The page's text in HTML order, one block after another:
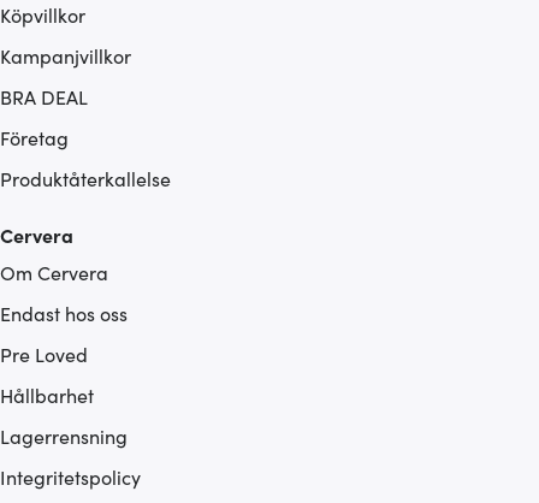
Köpvillkor
Kampanjvillkor
BRA DEAL
Företag
Produktåterkallelse
Cervera
Om Cervera
Endast hos oss
Pre Loved
Hållbarhet
Lagerrensning
Integritetspolicy